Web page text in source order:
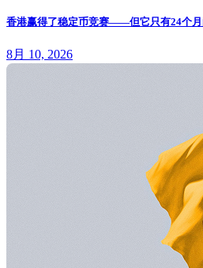
香港赢得了稳定币竞赛——但它只有24个
8月 10, 2026